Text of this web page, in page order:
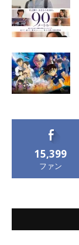
15,399
ファン